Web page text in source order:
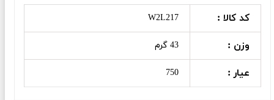
کد کالا : W2L217
وزن : 43 گرم
عیار : 750